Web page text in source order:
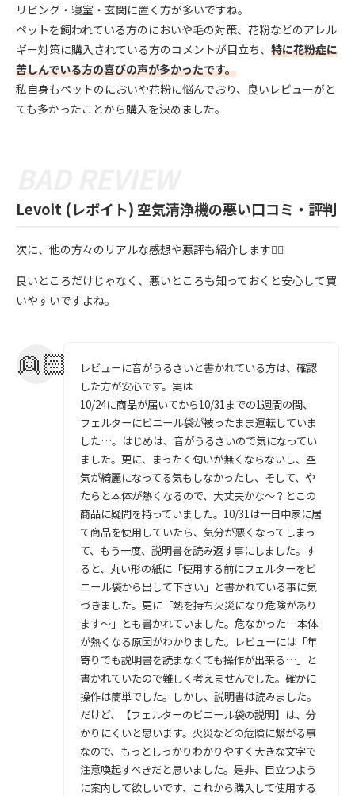
リビング・寝室・玄関に置く方が多いですね。
ペットを飼われている方のにおいや毛の対策、花粉などのアレル
ギー対策に購入されている方のコメントが目立ち、 特に花粉症に
苦しんでいる方の喜びの声が多かったです。
私自身もペットのにおいや花粉に悩んでおり、良いレビューがと
ても多かったことから購入を決めました。
Levoit (レボイト) 空気清浄機の悪い口コミ・評判
次に、他の方々のリアルな感想や悪評も紹介します💁‍♀️
良いところだけじゃなく、悪いところも知っておくと安心して買
いやすいですよね。
レビューに音がうるさいと書かれている方は、確認
した方が安心です。実は
10/24に商品が届いてから10/31までの1週間の間、
フェルターにビニール袋が被ったまま運転していま
した…。はじめは、音がうるさいので気になってい
ました。更に、まったく匂いが無くならないし、空
気が綺麗になってる気もしなかったし、そして、や
たらと本体が熱くなるので、大丈夫かな〜？とこの
商品に疑問を持っていました。10/31は一日中家に居
て商品を使用していたら、気分が悪くなってしまっ
て、もう一度、説明書を読み返す事にしました。す
ると、丸い形の紙に「使用する前にフェルターをビ
ニール袋から出して下さい」と書かれている事に気
づきました。更に「熱を持ち火災になり危険があり
ます〜」とも書かれていました。危なかった…本体
が熱くなる原因がわかりました。レビューには「年
寄りでも説明書を読まなくても操作が出来る…」と
書かれていたので難しく考えませんでした。確かに
操作は簡単でした。しかし、説明書は読みました。
だけど、【フェルターのビニール袋の説明】は、分
かりにくいと思います。火災などの危険に繋がる事
なので、もっとしっかりわかりやすく大きな文字で
注意喚起すべきだと思いました。是非、目立つよう
に案内して欲しいです、これから購入して使用する